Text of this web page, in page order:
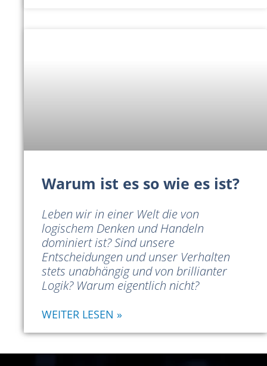
Warum ist es so wie es ist?
Leben wir in einer Welt die von
logischem Denken und Handeln
dominiert ist? Sind unsere
Entscheidungen und unser Verhalten
stets unabhängig und von brillianter
Logik? Warum eigentlich nicht?
WEITER LESEN »